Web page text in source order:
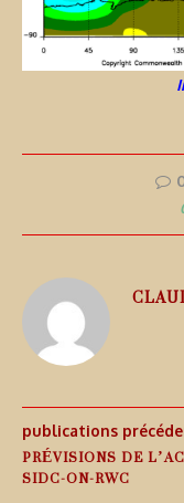
publications
PRÉVISIONS DE
SIDC-ON-RWC